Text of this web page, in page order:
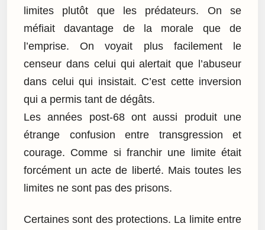
limites plutôt que les prédateurs. On se
méfiait davantage de la morale que de
l’emprise. On voyait plus facilement le
censeur dans celui qui alertait que l’abuseur
dans celui qui insistait. C’est cette inversion
qui a permis tant de dégâts.
Les années post-68 ont aussi produit une
étrange confusion entre transgression et
courage. Comme si franchir une limite était
forcément un acte de liberté. Mais toutes les
limites ne sont pas des prisons.
Certaines sont des protections. La limite entre